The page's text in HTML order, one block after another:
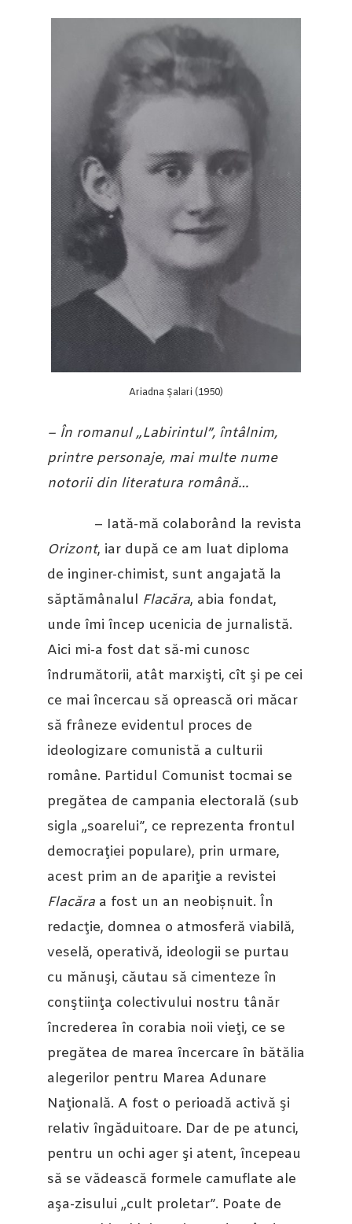
Ariadna Șalari (1950)
– În romanul „Labirintul”, întâlnim,
printre personaje, mai multe nume
notorii din literatura română…
– Iată-mă colaborând la revista
Orizont, iar după ce am luat diploma
de inginer-chimist, sunt angajată la
săptămânalul Flacăra, abia fondat,
unde îmi încep ucenicia de jurnalistă.
Aici mi-a fost dat să-mi cunosc
îndrumătorii, atât marxişti, cît şi pe cei
ce mai încercau să oprească ori măcar
să frâneze evidentul proces de
ideologizare comunistă a culturii
române. Partidul Comunist tocmai se
pregătea de campania electorală (sub
sigla „soarelui”, ce reprezenta frontul
democraţiei populare), prin urmare,
acest prim an de apariţie a revistei
Flacăra a fost un an neobișnuit. În
redacţie, domnea o atmosferă viabilă,
veselă, operativă, ideologii se purtau
cu mănuşi, căutau să cimenteze în
conştiinţa colectivului nostru tânăr
încrederea în corabia noii vieţi, ce se
pregătea de marea încercare în bătălia
alegerilor pentru Marea Adunare
Naţională. A fost o perioadă activă şi
relativ îngăduitoare. Dar de pe atunci,
pentru un ochi ager şi atent, începeau
să se vădească formele camuflate ale
aşa-zisului „cult proletar”. Poate de